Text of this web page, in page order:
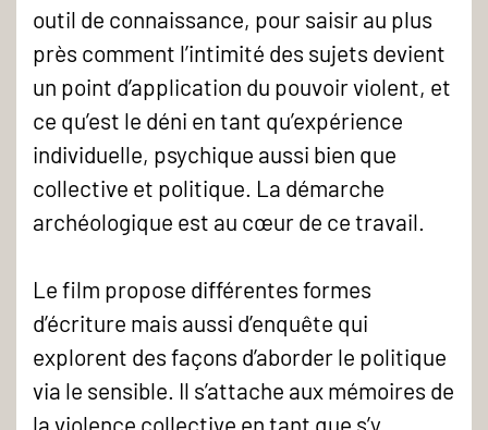
outil de connaissance, pour saisir au plus
près comment l’intimité des sujets devient
un point d’application du pouvoir violent, et
ce qu’est le déni en tant qu’expérience
individuelle, psychique aussi bien que
collective et politique. La démarche
archéologique est au cœur de ce travail.
Le film propose différentes formes
d’écriture mais aussi d’enquête qui
explorent des façons d’aborder le politique
via le sensible. Il s’attache aux mémoires de
la violence collective en tant que s’y